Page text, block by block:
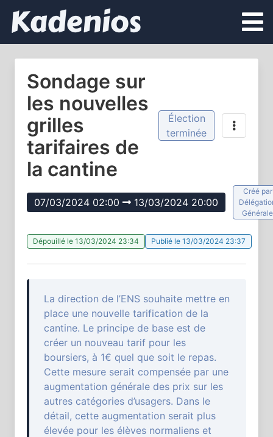
Kadenios
Sondage sur
les nouvelles
grilles
tarifaires de
la cantine
Élection
terminée
07/03/2024 02:00 13/03/2024 20:00
Créé par
Générale
Dépouillé le 13/03/2024 23:34 Publié le 13/03/2024 23:37
La direction de l’ENS souhaite mettre en
place une nouvelle tarification de la
cantine. Le principe de base est de
créer un nouveau tarif pour les
boursiers, à 1€ quel que soit le repas.
Cette mesure serait compensée par une
augmentation générale des prix sur les
autres catégories d’usagers. Dans le
détail, cette augmentation serait plus
élevée pour les élèves normaliens et